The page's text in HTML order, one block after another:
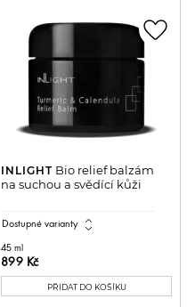
INLIGHT Bio relief balzám
na suchou a svědící kůži
Dostupné varianty expand_all
45 ml
899 Kč
PŘIDAT DO KOŠÍKU
favorite_border